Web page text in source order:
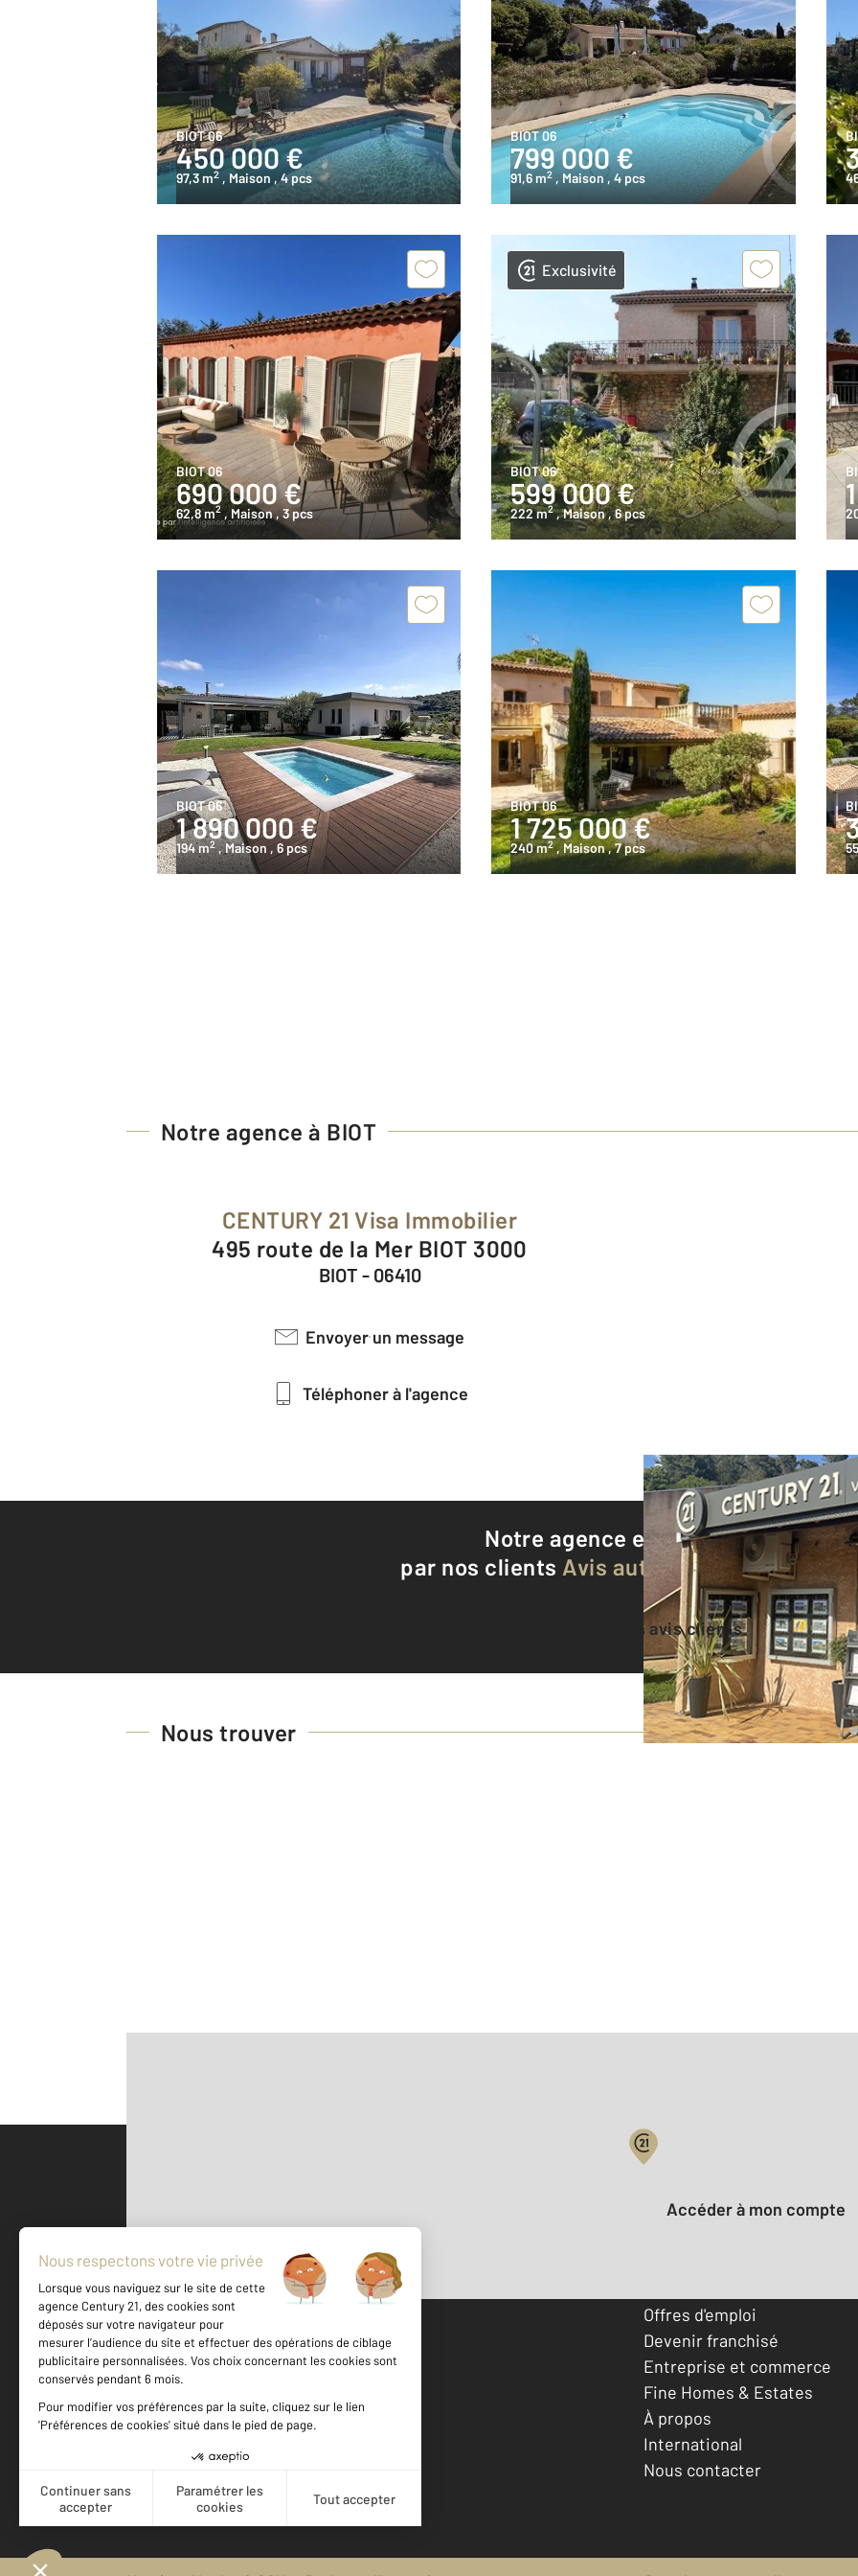
BIOT 06
450 000 €
97,3 m2 , Maison , 4 pcs
BIOT 06
799 000 €
91,6 m2 , Maison, 4 pcs
BIOT 06
690 000 €
62,8 m2 , Maison, 3 pcs
Exclusivité
BIOT 06
599 000 €
222 m2 , Maison, 6 pcs
BIOT 06
1 890 000 €
194 m2 , Maison , 6 pcs
BIOT 06
1 725 000 €
240 m2 , Maison, 7 pcs
Notre agence à BIOT
CENTURY 21 Visa Immobilier
495 route de la Mer BIOT 3000
BIOT - 06410
Envoyer un message
Téléphoner à l'agence
Notre agence est notée9,5/10
par nos clients Avis authentifiés par
Voir tous les avis clients
Nous trouver
500 m ©Mappy
Votre compte :
Accéder à mon compte
Votre agence est notée
Achat
Offres d'emploi
Devenir franchisé
Entreprise et commerce
Fine Homes & Estates
À propos
International
Nous contacter